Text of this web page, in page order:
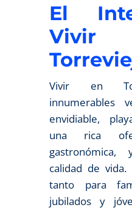
El
Vivir en
innumerables
envidiable,
una rica
calidad de
tanto para
jubilados y